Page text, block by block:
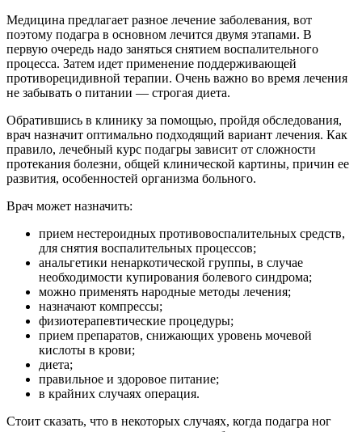
Медицина предлагает разное лечение заболевания, вот
поэтому подагра в основном лечится двумя этапами. В
первую очередь надо заняться снятием воспалительного
процесса. Затем идет применение поддерживающей
противорецидивной терапии. Очень важно во время лечения
не забывать о питании — строгая диета.
Обратившись в клинику за помощью, пройдя обследования,
врач назначит оптимально подходящий вариант лечения. Как
правило, лечебный курс подагры зависит от сложности
протекания болезни, общей клинической картины, причин ее
развития, особенностей организма больного.
Врач может назначить:
прием нестероидных противовоспалительных средств,
для снятия воспалительных процессов;
анальгетики ненаркотической группы, в случае
необходимости купирования болевого синдрома;
можно применять народные методы лечения;
назначают компрессы;
физиотерапевтические процедуры;
прием препаратов, снижающих уровень мочевой
кислоты в крови;
диета;
правильное и здоровое питание;
в крайних случаях операция.
Стоит сказать, что в некоторых случаях, когда подагра ног